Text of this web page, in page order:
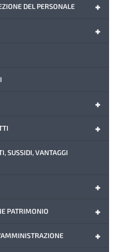
+
DEL PERSONALE
+
+
+
SUSSIDI, VANTAGGI
+
+
PATRIMONIO
+